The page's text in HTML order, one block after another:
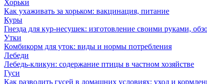
Хорьки
Как ухаживать за хорьком: вакцинация, питание
Куры
Гнезда для кур-несушек: изготовление своими руками,
Утки
Комбикорм для уток: виды и нормы потребления
Лебеди
Лебедь-кликун: содержание птицы в частном хозяйстве
Гуси
Как разводить гусей в домашних условиях: уход и